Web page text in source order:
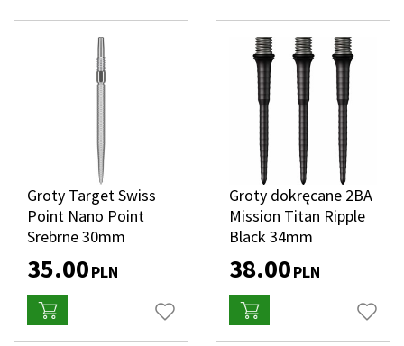
Groty Target Swiss
Point Nano Point
Srebrne 30mm
35.00PLN
Groty dokręcane 2BA
Mission Titan Ripple
Black 34mm
38.00PLN